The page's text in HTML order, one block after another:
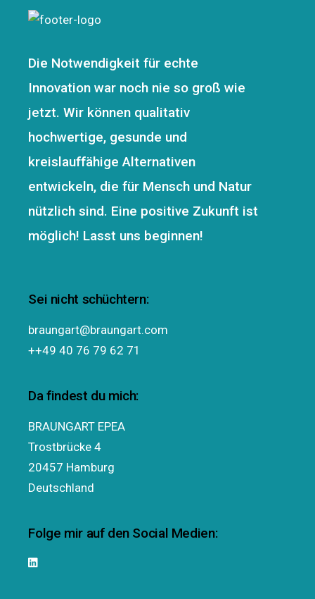
Die Notwendigkeit für echte
Innovation war noch nie so groß wie
jetzt. Wir können qualitativ
hochwertige, gesunde und
kreislauffähige Alternativen
entwickeln, die für Mensch und Natur
nützlich sind. Eine positive Zukunft ist
möglich! Lasst uns beginnen!
Sei nicht schüchtern:
braungart@braungart.com
++49 40 76 79 62 71
Da findest du mich:
BRAUNGART EPEA
Trostbrücke 4
20457 Hamburg
Deutschland
Folge mir auf den Social Medien: